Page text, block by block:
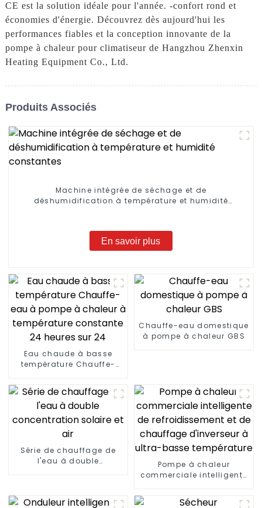
CE est la solution idéale pour l'année. -confort rond et
économies d'énergie. Découvrez dès aujourd'hui les
performances fiables et la conception innovante de la
pompe à chaleur pour climatiseur de Hangzhou Zhenxin
Heating Equipment Co., Ltd.
Produits Associés
Machine intégrée de séchage et de
déshumidification à température et humidité
En savoir plus
Eau chaude à basse
température Chauffe-
température constante
24 heures sur 24
Chauffe-eau domestique
à pompe à chaleur GBS
Série de chauffage de
l'eau à double
Pompe à chaleur
commerciale intelligente
chauffage d'inverseur à